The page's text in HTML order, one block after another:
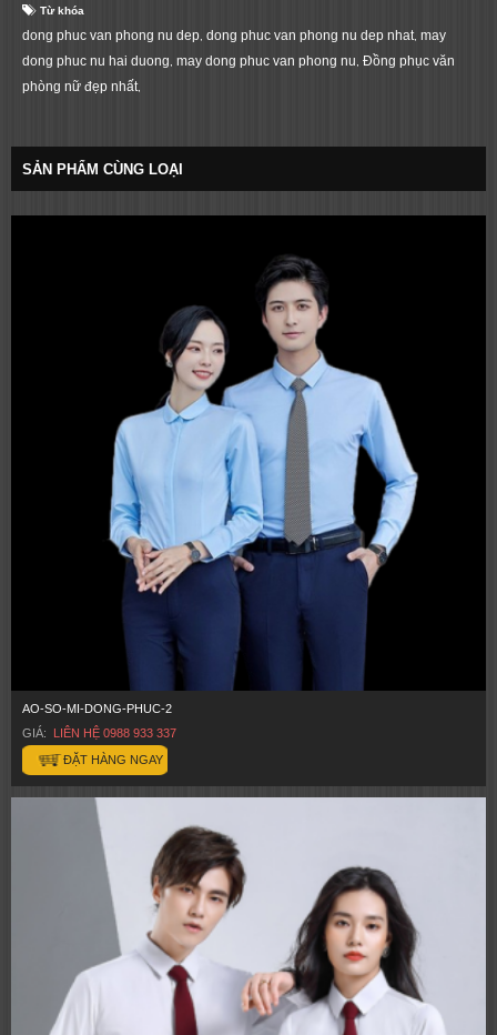
Từ khóa
dong phuc van phong nu dep dong phuc van phong nu dep nhat may
dong phuc nu hai duong may dong phuc van phong nu Đồng phục văn
phòng nữ đẹp nhất
SẢN PHẨM CÙNG LOẠI
AO-SO-MI-DONG-PHUC-2
GIÁ: LIÊN HỆ 0988 933 337
ĐẶT HÀNG NGAY